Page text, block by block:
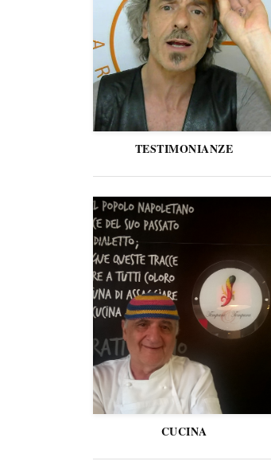
TESTIMONIANZE
CUCINA